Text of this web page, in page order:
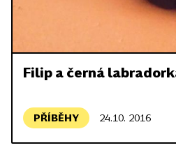
Filip a černá
PŘÍBĚHY 24.10. 2016